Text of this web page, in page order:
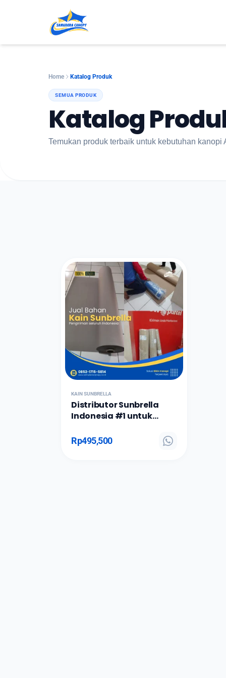
Home Katalog Produk
SEMUA PRODUK
Katalog
Temukan produk terbaik untuk kebutuhan kanopi
KAIN SUNBRELLA
Distributor Sunbrella
Indonesia #1 untuk
Kapal
Rp495,500